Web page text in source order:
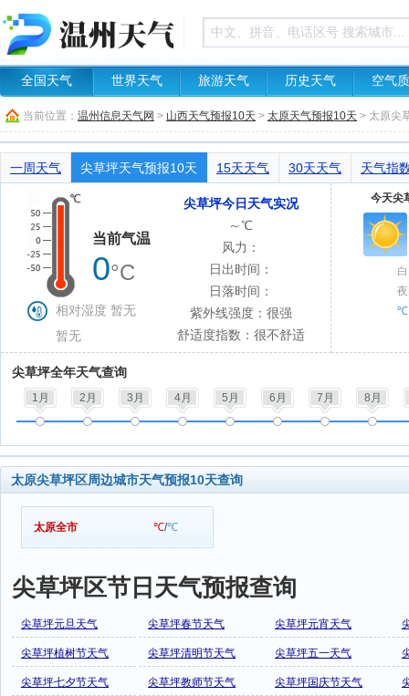
全国天气 世界天气 旅游天气 历史天气 空气
当前位置： 温州信息天气网 > 山西天气预报10天 > 太原天气预报10天 > 太原尖
一周天气 尖草坪天气预报10天 15天天气 30天天气 天气指
当前气温
0°C
相对湿度 暂无
暂无
尖草坪今日天气实况
～℃
风力：
日出时间：
日落时间：
紫外线强度：很强
舒适度指数：很不舒适
今天尖
℃
尖草坪全年天气查询
1月 2月 3月 4月 5月 6月 7月 8月
太原尖草坪区周边城市天气预报10天查询
太原全市 ℃/℃
尖草坪区节日天气预报查询
尖草坪元旦天气 尖草坪春节天气 尖草坪元宵天气
尖草坪植树节天气 尖草坪清明节天气 尖草坪五一天气
尖草坪七夕节天气 尖草坪教师节天气 尖草坪国庆节天气